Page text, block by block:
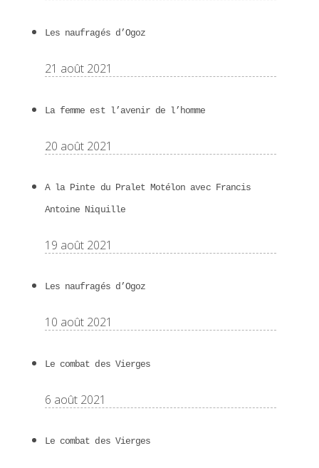
Les naufragés d’Ogoz
21 août 2021
La femme est l’avenir de l’homme
20 août 2021
A la Pinte du Pralet Motélon avec Francis
Antoine Niquille
19 août 2021
Les naufragés d’Ogoz
10 août 2021
Le combat des Vierges
6 août 2021
Le combat des Vierges